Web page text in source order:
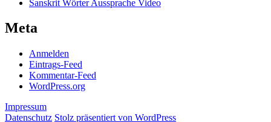
Sanskrit Wörter Aussprache Video
Meta
Anmelden
Eintrags-Feed
Kommentar-Feed
WordPress.org
Impressum
Datenschutz Stolz präsentiert von WordPress